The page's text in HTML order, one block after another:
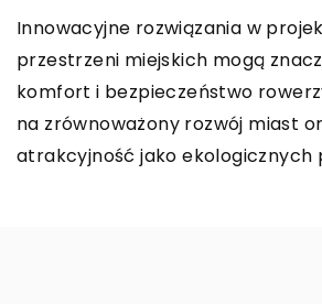
zestawy.
Innowacyjne rozwiązania w
przestrzeni miejskich mogą
komfort i bezpieczeństwo
na zrównoważony rozwój miast
atrakcyjność jako ekologicznych
wspiera elastyczność cery i
starzenia.